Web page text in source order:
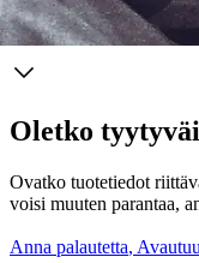
Ominaisuudet
Oletko
Ovatko tuotetiedot
voisi muuten parantaa,
Anna palautetta,